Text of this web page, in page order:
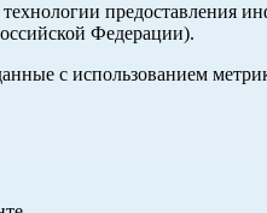
предоставления
Федерации).
с использованием